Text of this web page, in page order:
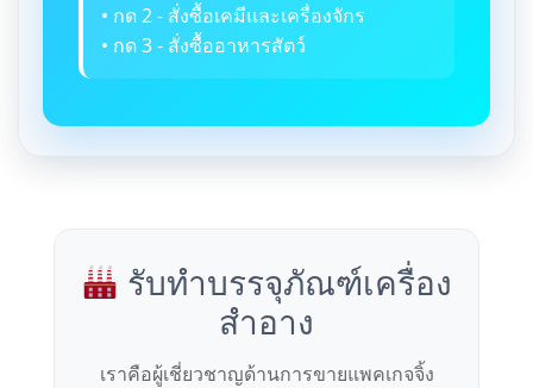
• กด 2 - สั่งซื้อเคมีและเครื่องจักร
• กด 3 - สั่งซื้ออาหารสัตว์
รับทำบรรจุภัณฑ์เครื่อง
สำอาง
เราคือผู้เชี่ยวชาญด้านการขายแพคเกจจิ้ง